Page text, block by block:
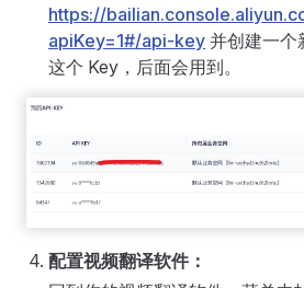
https://
apiKey=1#/api-key 并创建一个
这个 Key，后面会用到。
配置视频翻译软件：